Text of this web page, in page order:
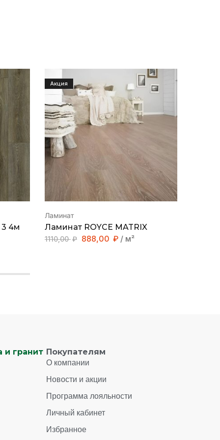
3 4м
Акция
Ламинат
Ламинат ROYCE MATRIX
1110,00₽ 888,00 ₽ / м²
и гранит Покупателям
О компании
Новости и акции
Программа лояльности
Личный кабинет
Избранное